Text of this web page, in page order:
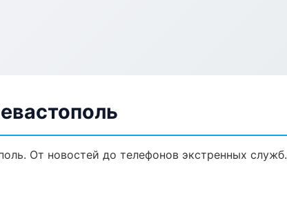
От новостей до телефонов экстренных служб.